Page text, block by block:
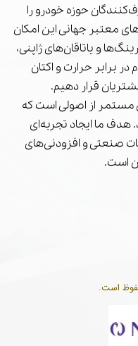
است.
حوزه خودرو را
معتبر جهانی این امکان
و یاتاقان‌های ژاپنی،
برابر حرارت و اکتان
قرار دهیم.
از اصولی است که
ما ایجاد تجربه‌ای
صنعتی و افزودنی‌های
است.